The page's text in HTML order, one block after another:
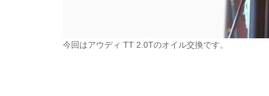
今回はアウディ TT 2.0Tのオイル交換です。